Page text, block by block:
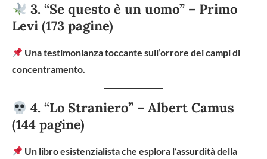
3. “Se questo è un uomo” – Primo
Levi (173 pagine)
Una testimonianza toccante sull’orrore dei campi di
concentramento.
4. “Lo Straniero” – Albert Camus
(144 pagine)
Un libro esistenzialista che esplora l’assurdità della